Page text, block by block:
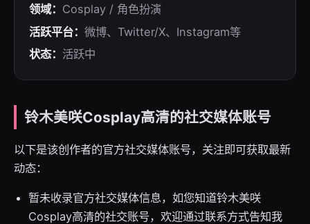
领域： Cosplay / 角色扮演
活跃平台： 微博、Twitter/X、Instagram等
状态： 活跃中
铃木美咲Cosplay高清的社交媒体账号
以下是该创作者的官方社交媒体账号，关注即可获取最新
动态：
暂未收录官方社交媒体信息，如您知道铃木美咲
Cosplay高清的社交账号，欢迎通过联系方式告知我